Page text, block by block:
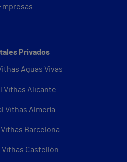
Privados
Aguas Vivas
Vithas Alicante
Vithas Almería
Barcelona
Vithas Castellón